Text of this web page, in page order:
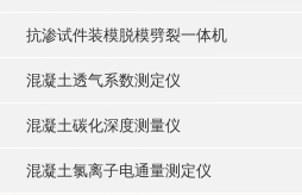
抗渗试件装模脱模劈裂一体机
混凝土透气系数测定仪
混凝土碳化深度测量仪
混凝土氯离子电通量测定仪